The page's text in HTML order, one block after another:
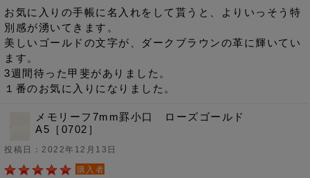
お気に入りの手帳に名入れをして貰うと、よりいっそう特
別感が湧いてきます。
美しいゴールドの文字が、ダークブラウンの革に輝いてい
ます。
3週間待った甲斐がありました。
１番のお気に入りになりました。
メモリーフ7mm罫小口 ローズゴールド
A5［0702］
投稿日：2022年12月13日
購入者